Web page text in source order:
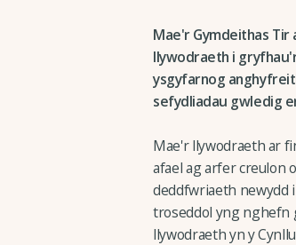
Mae'r Gymdeithas Tir
llywodraeth i
ysgyfarnog
sefydliadau gwledig
Mae'r llywodraeth ar
afael ag arfer creulon
deddfwriaeth newydd
troseddol yng nghefn
llywodraeth yn y